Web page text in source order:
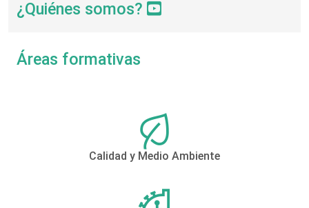
¿Quiénes somos?
Áreas formativas
Calidad y Medio Ambiente